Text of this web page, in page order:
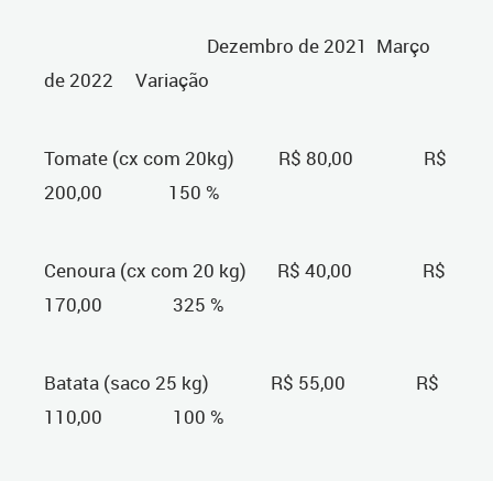
Dezembro de 2021 Março
de 2022 Variação
Tomate (cx com 20kg) R$ 80,00 R$
200,00 150 %
Cenoura (cx com 20 kg) R$ 40,00 R$
170,00 325 %
Batata (saco 25 kg) R$ 55,00 R$
110,00 100 %